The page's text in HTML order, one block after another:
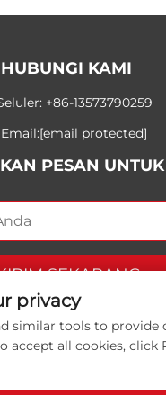
HUBUNGI KAMI
+86-13573790259
Email:[email protected]
PESAN
SEKARANG
China Shandong
privacy
similar tools to provide
accept all cookies, click